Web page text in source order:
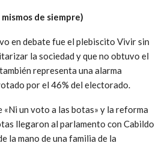
de siempre)
en debate fue el plebiscito Vivir sin
la sociedad y que no obtuvo el
representa una alarma
por el 46% del electorado.
«Ni un voto a las botas» y la reforma
llegaron al parlamento con Cabildo
la mano de una familia de la